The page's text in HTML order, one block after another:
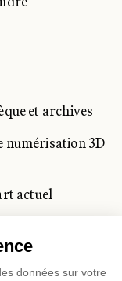
et archives
numérisation 3D
actuel